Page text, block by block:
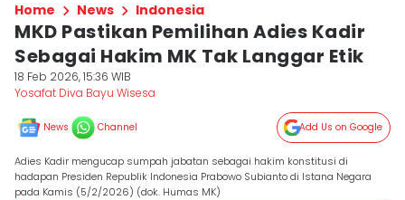
Home News Indonesia
MKD Pastikan Pemilihan Adies Kadir
Sebagai Hakim MK Tak Langgar Etik
18 Feb 2026, 15:36 WIB
Yosafat Diva Bayu Wisesa
News Channel Add Us on Google
Adies Kadir mengucap sumpah jabatan sebagai hakim konstitusi di
hadapan Presiden Republik Indonesia Prabowo Subianto di Istana Negara
pada Kamis (5/2/2026) (dok. Humas MK)